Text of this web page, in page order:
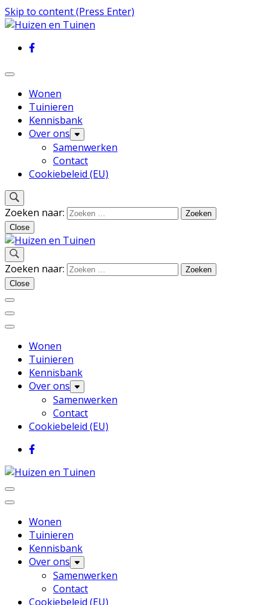
Skip to content (Press Enter)
Inspiratie voor wonen en tuinieren
Wonen
Tuinieren
Kennisbank
Over ons
Samenwerken
Contact
Cookiebeleid (EU)
Zoeken naar:
Close
Huizen en Tuinen
Inspiratie voor wonen en tuinieren
Zoeken naar:
Close
Wonen
Tuinieren
Kennisbank
Over ons
Samenwerken
Contact
Cookiebeleid (EU)
Huizen en Tuinen
Inspiratie voor wonen en tuinieren
Wonen
Tuinieren
Kennisbank
Over ons
Samenwerken
Contact
Cookiebeleid (EU)